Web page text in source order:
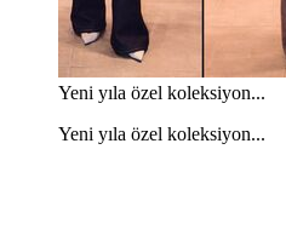
Yeni yıla özel koleksiyon...
Yeni yıla özel koleksiyon...